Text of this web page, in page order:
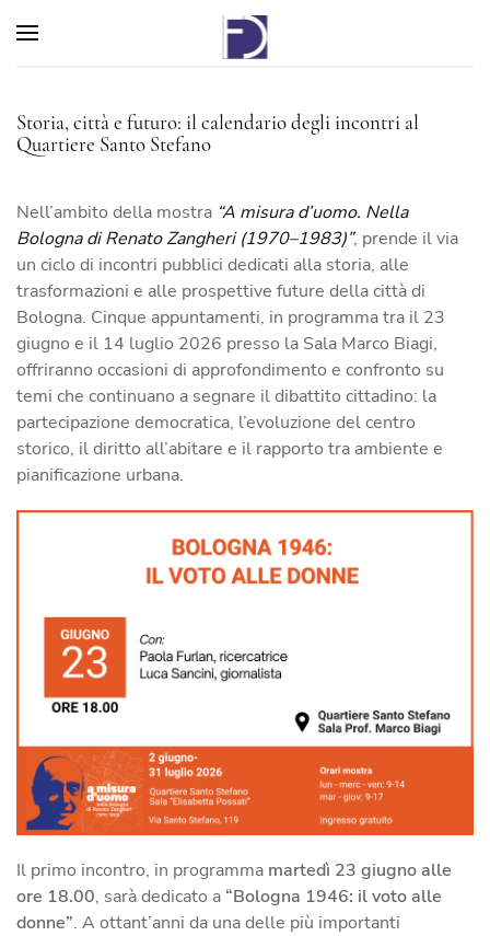
Storia, città e futuro: il calendario degli incontri al
Quartiere Santo Stefano
Nell’ambito della mostra “A misura d’uomo. Nella
Bologna di Renato Zangheri (1970–1983)”, prende il via
un ciclo di incontri pubblici dedicati alla storia, alle
trasformazioni e alle prospettive future della città di
Bologna. Cinque appuntamenti, in programma tra il 23
giugno e il 14 luglio 2026 presso la Sala Marco Biagi,
offriranno occasioni di approfondimento e confronto su
temi che continuano a segnare il dibattito cittadino: la
partecipazione democratica, l’evoluzione del centro
storico, il diritto all’abitare e il rapporto tra ambiente e
pianificazione urbana.
Il primo incontro, in programma martedì 23 giugno alle
ore 18.00, sarà dedicato a “Bologna 1946: il voto alle
donne”. A ottant’anni da una delle più importanti